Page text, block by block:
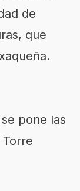
de
que
pone las